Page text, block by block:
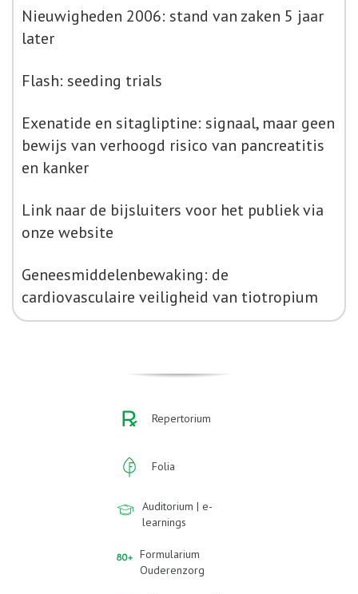
Nieuwigheden 2006: stand van zaken 5 jaar
later
Flash: seeding trials
Exenatide en sitagliptine: signaal, maar geen
bewijs van verhoogd risico van pancreatitis
en kanker
Link naar de bijsluiters voor het publiek via
onze website
Geneesmiddelenbewaking: de
cardiovasculaire veiligheid van tiotropium
Repertorium
Folia
Auditorium | e-
learnings
Formularium
Ouderenzorg